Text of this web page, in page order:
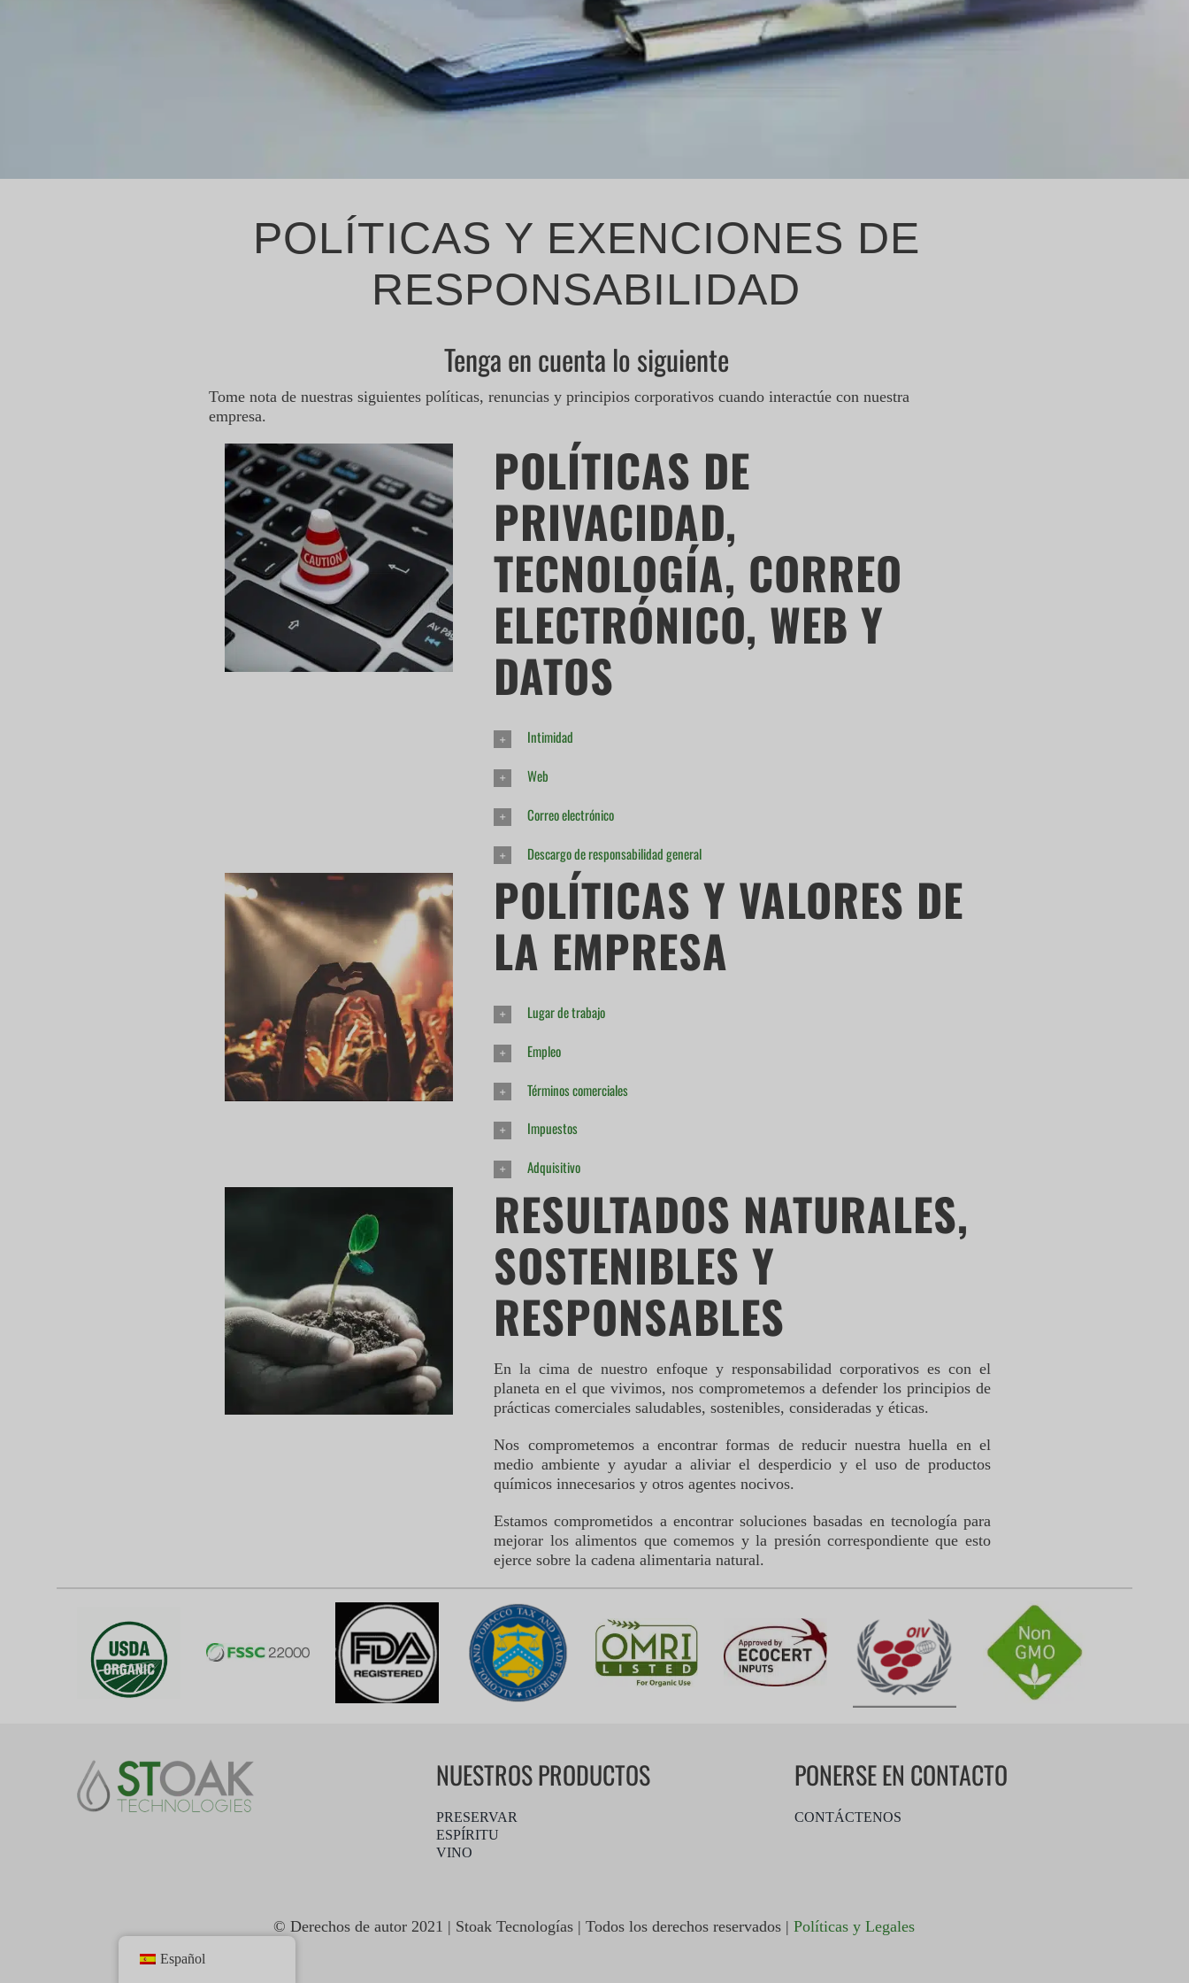
POLÍTICAS Y EXENCIONES DE
RESPONSABILIDAD
Tenga en cuenta lo siguiente
Tome nota de nuestras siguientes políticas, renuncias y principios corporativos cuando interactúe con nuestra
empresa.
POLÍTICAS DE
PRIVACIDAD,
TECNOLOGÍA, CORREO
ELECTRÓNICO, WEB Y
DATOS
Intimidad
Web
Correo electrónico
Descargo de responsabilidad general
POLÍTICAS Y VALORES DE
LA EMPRESA
Lugar de trabajo
Empleo
Términos comerciales
Impuestos
Adquisitivo
RESULTADOS NATURALES,
SOSTENIBLES Y
RESPONSABLES
En la cima de nuestro enfoque y responsabilidad corporativos es con el
planeta en el que vivimos, nos comprometemos a defender los principios de
prácticas comerciales saludables, sostenibles, consideradas y éticas.
Nos comprometemos a encontrar formas de reducir nuestra huella en el
medio ambiente y ayudar a aliviar el desperdicio y el uso de productos
químicos innecesarios y otros agentes nocivos.
Estamos comprometidos a encontrar soluciones basadas en tecnología para
mejorar los alimentos que comemos y la presión correspondiente que esto
ejerce sobre la cadena alimentaria natural.
NUESTROS PRODUCTOS
PRESERVAR
ESPÍRITU
VINO
PONERSE EN CONTACTO
CONTÁCTENOS
© Derechos de autor 2021 | Stoak Tecnologías | Todos los derechos reservados |Políticas y Legales
Español